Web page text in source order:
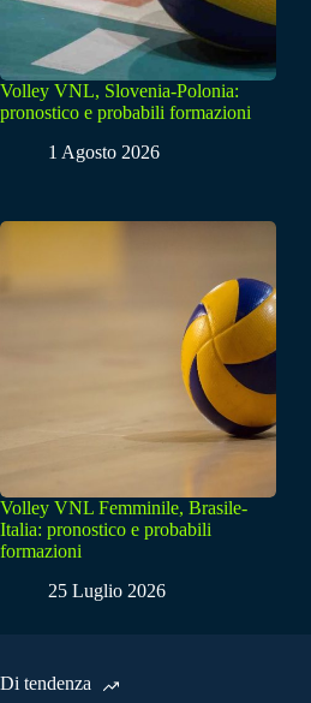
Volley VNL, Slovenia-Polonia:
pronostico e probabili formazioni
1 Agosto 2026
Volley VNL Femminile, Brasile-
Italia: pronostico e probabili
formazioni
25 Luglio 2026
Di tendenza